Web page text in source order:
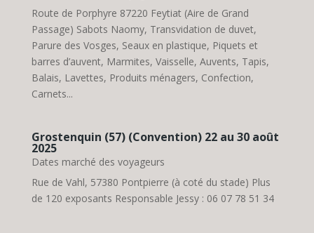
Route de Porphyre 87220 Feytiat (Aire de Grand
Passage) Sabots Naomy, Transvidation de duvet,
Parure des Vosges, Seaux en plastique, Piquets et
barres d’auvent, Marmites, Vaisselle, Auvents, Tapis,
Balais, Lavettes, Produits ménagers, Confection,
Carnets...
Grostenquin (57) (Convention) 22 au 30 août
2025
Dates marché des voyageurs
Rue de Vahl, 57380 Pontpierre (à coté du stade) Plus
de 120 exposants Responsable Jessy : 06 07 78 51 34